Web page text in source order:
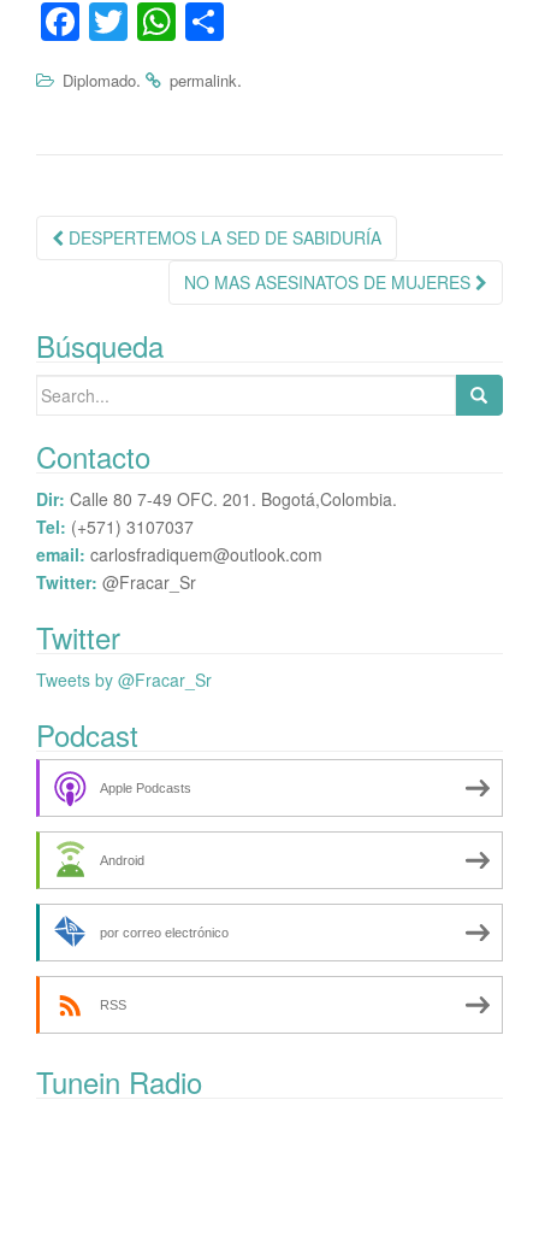
Fa
bo
T
tte
W
ts
m
Diplomado. permalink.
Navegación
DESPERTEMOS LA SED DE SABIDURÍA
NO MAS ASESINATOS DE MUJERES
Búsqueda
Search
Contacto
Dir: Calle 80 7-49 OFC. 201. Bogotá,Colombia.
Tel: (+571) 3107037
email: carlosfradiquem@outlook.com
Twitter: @Fracar_Sr
Twitter
Tweets by @Fracar_Sr
Podcast
Apple Podcasts
Android
por correo electrónico
RSS
Tunein Radio